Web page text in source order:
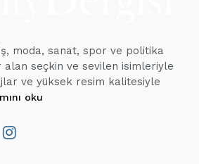
moda, sanat, spor ve politika
alan seçkin ve sevilen isimleriyle
ve yüksek resim kalitesiyle
oku